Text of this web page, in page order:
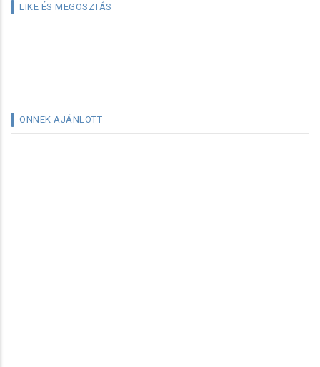
LIKE ÉS MEGOSZTÁS
ÖNNEK AJÁNLOTT